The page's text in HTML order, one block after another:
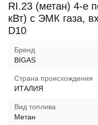
RI.23 (метан) 4-е
кВт) с ЭМК газа,
D10
Бренд
BIGAS
Страна происхождения
ИТАЛИЯ
Вид топлива
Метан